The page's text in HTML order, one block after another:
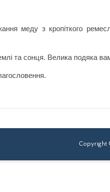
меду з кропіткого
та сонця. Велика подяка
Copyright